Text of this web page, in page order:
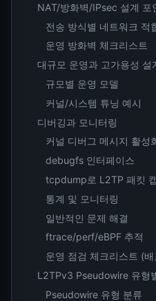
NAT/방화벽/IPsec 설계 포
전송 방식별 네트워크 적
운영 방화벽 체크리스트
대규모 운영과 고가용성 설
규모별 운영 모델
커널/시스템 튜닝 예시
디버깅과 모니터링
커널 디버그 메시지 활성
debugfs 인터페이스
tcpdump로 L2TP 패킷
통계 및 모니터링
일반적인 문제 해결
ftrace/perf/eBPF 추적
운영 점검 체크리스트 (
L2TPv3 Pseudowire 유형
Pseudowire 유형 분류